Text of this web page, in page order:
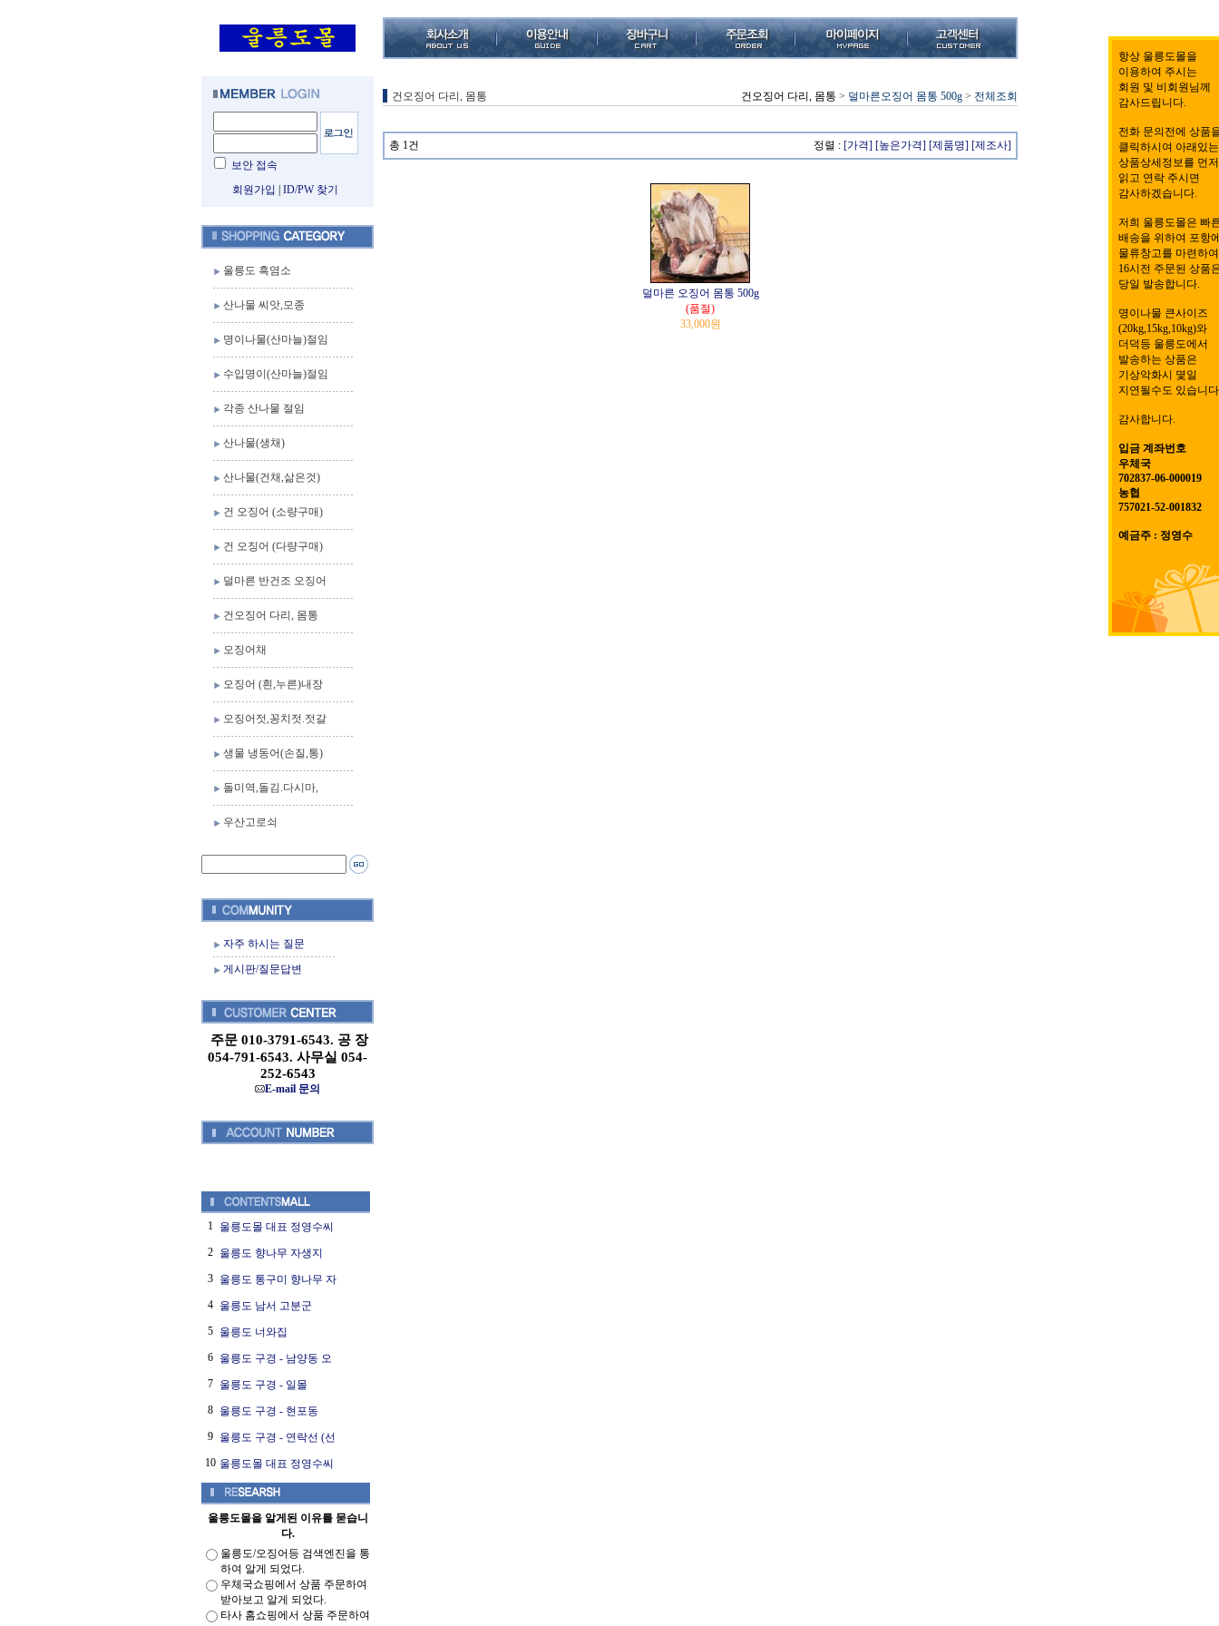
보안 접속
회원가입
ID/PW 찾기
울릉도 흑염소
산나물 씨앗,모종
명이나물(산마늘)절임
수입명이(산마늘)절임
각종 산나물 절임
산나물(생채)
산나물(건채,삶은것)
건 오징어 (소량구매)
건 오징어 (다량구매)
덜마른 반건조 오징어
건오징어 다리, 몸통
오징어채
오징어 (흰,누른)내장
오징어젓,꽁치젓.젓갈
생물 냉동어(손질,통)
돌미역,돌김.다시마,
우산고로쇠
자주 하시는 질문
게시판/질문답변
주문 010-3791-6543. 공 장
054-791-6543. 사무실 054-
252-6543
E-mail 문의
1 울릉도몰 대표 정영수씨
2 울릉도 향나무 자생지
3 울릉도 통구미 향나무 자
4 울릉도 남서 고분군
5 울릉도 너와집
6 울릉도 구경 - 남양동 오
7 울릉도 구경 - 일몰
8 울릉도 구경 - 현포동
9 울릉도 구경 - 연락선 (선
10 울릉도몰 대표 정영수씨
울릉도몰을 알게된 이유를 묻습니
다.
울릉도/오징어등 검색엔진을 통
하여 알게 되었다.
우체국쇼핑에서 상품 주문하여
받아보고 알게 되었다.
타사 홈쇼핑에서 상품 주문하여
건오징어 다리, 몸통 건오징어 다리, 몸통 > 덜마른오징어 몸통 500g > 전체조회
총 1건 정렬 : [가격] [높은가격] [제품명] [제조사]
덜마른 오징어 몸통 500g
(품절)
33,000원
항상 울릉도몰을
이용하여 주시는
회원 및 비회원님께
감사드립니다.
전화 문의전에 상품
클릭하시여 아래있는
상품상세정보를 먼저
읽고 연락 주시면
감사하겠습니다.
저희 울릉도몰은 빠
배송을 위하여 포항
물류창고를 마련하여
16시전 주문된 상품
당일 발송합니다.
명이나물 큰사이즈
(20kg,15kg,10kg)와
더덕등 울릉도에서
발송하는 상품은
기상악화시 몇일
지연될수도 있습니
감사합니다.
입금 계좌번호
우체국
702837-06-000019
농협
757021-52-001832
예금주 : 정영수